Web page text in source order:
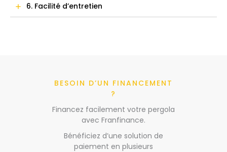
6. Facilité d’entretien
BESOIN D’UN FINANCEMENT
?
Financez facilement votre pergola
avec Franfinance.
Bénéficiez d’une solution de
paiement en plusieurs